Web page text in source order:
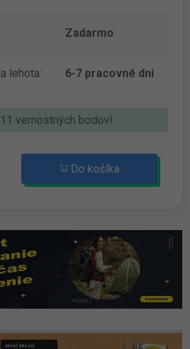
Zadarmo
lehota: 6-7 pracovné dni
vernostných bodov!
Do košíka